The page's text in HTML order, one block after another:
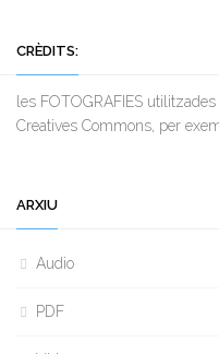
CRÈDITS:
les FOTOGRAFIES
Creatives Commons, per
ARXIU
Audio
PDF